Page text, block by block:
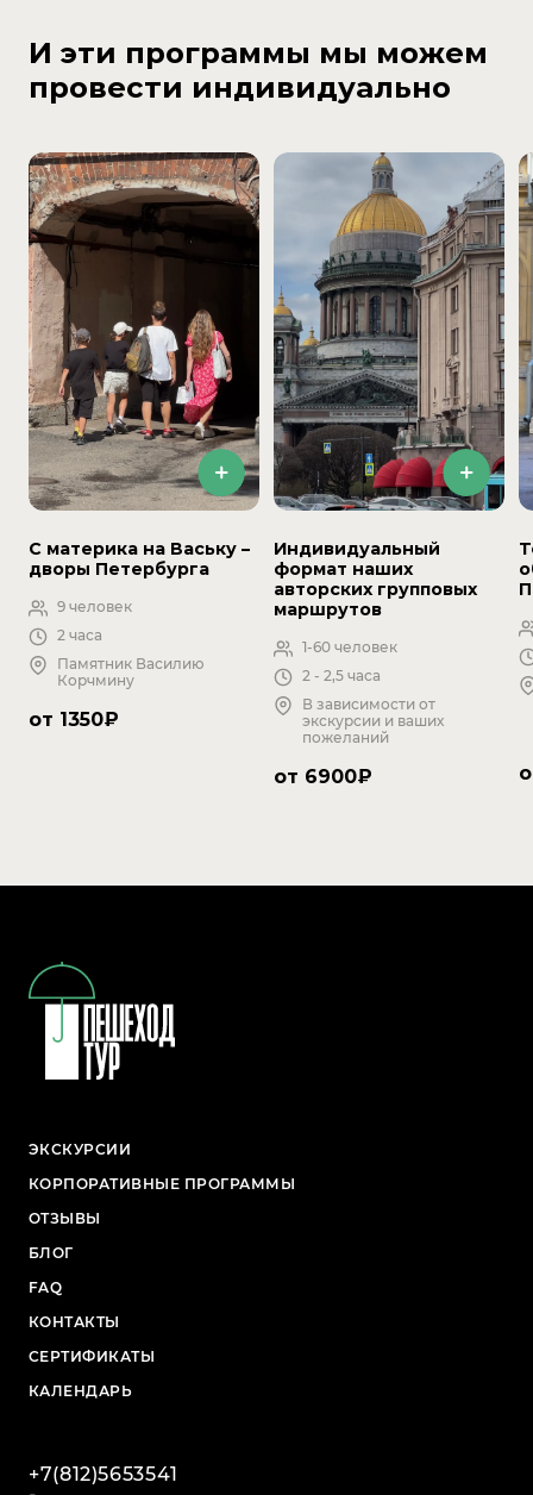
И эти программы мы можем
провести индивидуально
С материка на Ваську –
дворы Петербурга
9 человек
2 часа
Памятник Василию
Корчмину
от 1350₽
Индивидуальный
формат наших
авторских групповых
маршрутов
1-60 человек
2 - 2,5 часа
В зависимости от
экскурсии и ваших
пожеланий
от 6900₽
ЭКСКУРСИИ
КОРПОРАТИВНЫЕ ПРОГРАММЫ
ОТЗЫВЫ
БЛОГ
FAQ
КОНТАКТЫ
СЕРТИФИКАТЫ
КАЛЕНДАРЬ
+7(812)5653541